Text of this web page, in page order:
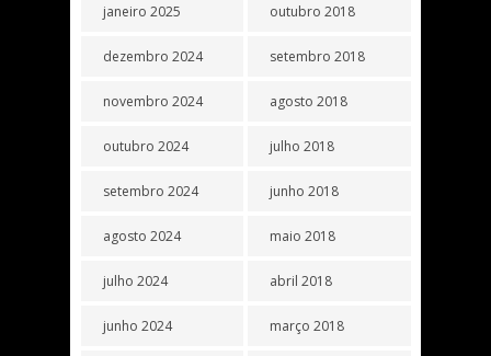
janeiro 2025
dezembro 2024
novembro 2024
outubro 2024
setembro 2024
agosto 2024
julho 2024
junho 2024
outubro 2018
setembro 2018
agosto 2018
julho 2018
junho 2018
maio 2018
abril 2018
março 2018